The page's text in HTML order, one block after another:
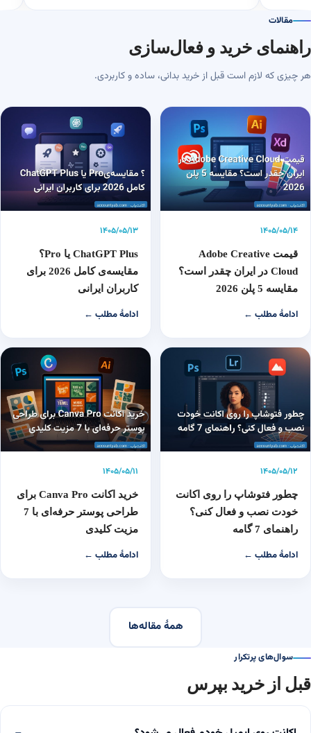
مقالات
راهنمای خرید و فعال‌سازی
هر چیزی که لازم است قبل از خرید بدانی، ساده و کاربردی.
۱۴۰۵/۰۵/۱۴
قیمت Adobe Creative
Cloud در ایران چقدر است؟
مقایسه 5 پلن 2026
ادامهٔ مطلب ←
۱۴۰۵/۰۵/۱۳
ChatGPT Plus یا Pro؟
مقایسه‌ی کامل 2026 برای
کاربران ایرانی
ادامهٔ مطلب ←
۱۴۰۵/۰۵/۱۲
چطور فتوشاپ را روی اکانت
خودت نصب و فعال کنی؟
راهنمای 7 گامه
ادامهٔ مطلب ←
۱۴۰۵/۰۵/۱۱
خرید اکانت Canva Pro برای
طراحی پوستر حرفه‌ای با 7
مزیت کلیدی
ادامهٔ مطلب ←
همهٔ مقاله‌ها
سوال‌های پرتکرار
قبل از خرید بپرس